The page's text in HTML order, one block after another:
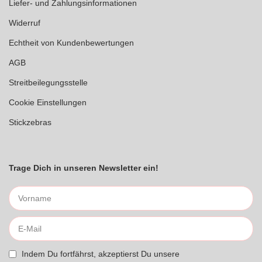
Liefer- und Zahlungsinformationen
Widerruf
Echtheit von Kundenbewertungen
AGB
Streitbeilegungsstelle
Cookie Einstellungen
Stickzebras
Trage Dich in unseren Newsletter ein!
Indem Du fortfährst, akzeptierst Du unsere